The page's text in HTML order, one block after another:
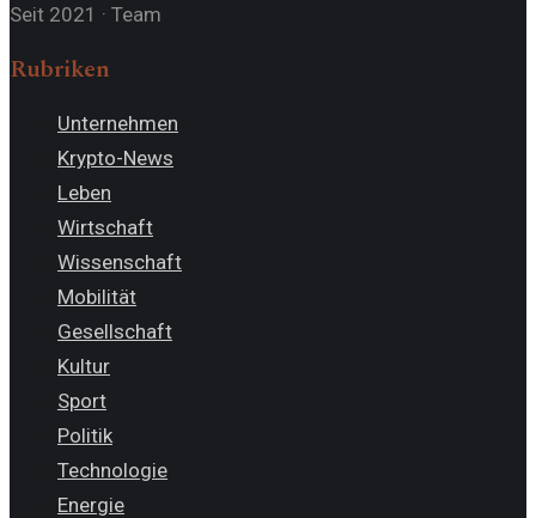
Seit 2021 · Team
Rubriken
Unternehmen
Krypto-News
Leben
Wirtschaft
Wissenschaft
Mobilität
Gesellschaft
Kultur
Sport
Politik
Technologie
Energie